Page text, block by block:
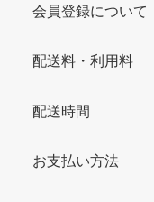
会員登録について
配送料・利用料
配送時間
お支払い方法